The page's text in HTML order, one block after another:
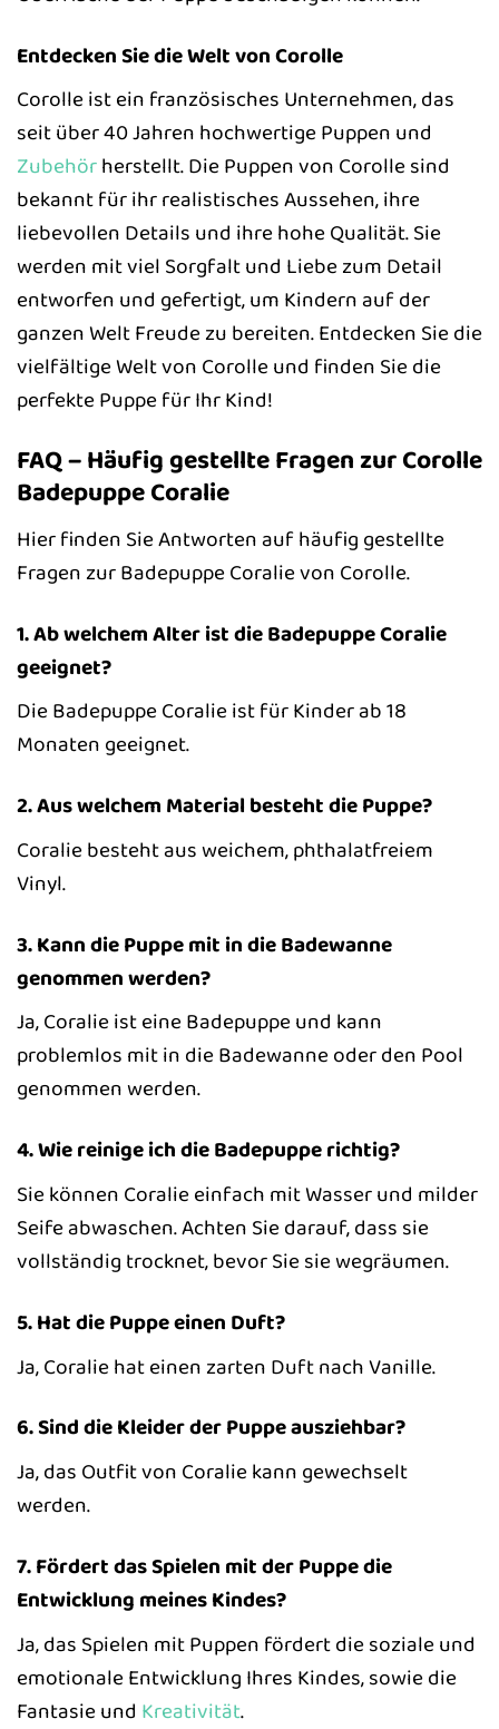
Entdecken Sie die Welt von Corolle
Corolle ist ein französisches Unternehmen, das
seit über 40 Jahren hochwertige Puppen und
Zubehörherstellt. Die Puppen von Corolle sind
bekannt für ihr realistisches Aussehen, ihre
liebevollen Details und ihre hohe Qualität. Sie
werden mit viel Sorgfalt und Liebe zum Detail
entworfen und gefertigt, um Kindern auf der
ganzen Welt Freude zu bereiten. Entdecken Sie die
vielfältige Welt von Corolle und finden Sie die
perfekte Puppe für Ihr Kind!
FAQ – Häufig gestellte Fragen zur Corolle
Badepuppe Coralie
Hier finden Sie Antworten auf häufig gestellte
Fragen zur Badepuppe Coralie von Corolle.
1. Ab welchem Alter ist die Badepuppe Coralie
geeignet?
Die Badepuppe Coralie ist für Kinder ab 18
Monaten geeignet.
2. Aus welchem Material besteht die Puppe?
Coralie besteht aus weichem, phthalatfreiem
Vinyl.
3. Kann die Puppe mit in die Badewanne
genommen werden?
Ja, Coralie ist eine Badepuppe und kann
problemlos mit in die Badewanne oder den Pool
genommen werden.
4. Wie reinige ich die Badepuppe richtig?
Sie können Coralie einfach mit Wasser und milder
Seife abwaschen. Achten Sie darauf, dass sie
vollständig trocknet, bevor Sie sie wegräumen.
5. Hat die Puppe einen Duft?
Ja, Coralie hat einen zarten Duft nach Vanille.
6. Sind die Kleider der Puppe ausziehbar?
Ja, das Outfit von Coralie kann gewechselt
werden.
7. Fördert das Spielen mit der Puppe die
Entwicklung meines Kindes?
Ja, das Spielen mit Puppen fördert die soziale und
emotionale Entwicklung Ihres Kindes, sowie die
Fantasie und Kreativität.